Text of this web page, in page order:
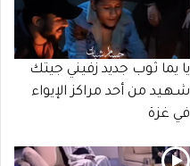
يا يما ثوب جديد زفيني جيتك
شـهـيد من أحد مراكز الإيواء
في غزة